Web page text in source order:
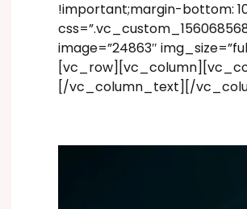
!important;margin-bottom:
image=”24863″
[/vc_column_text][/